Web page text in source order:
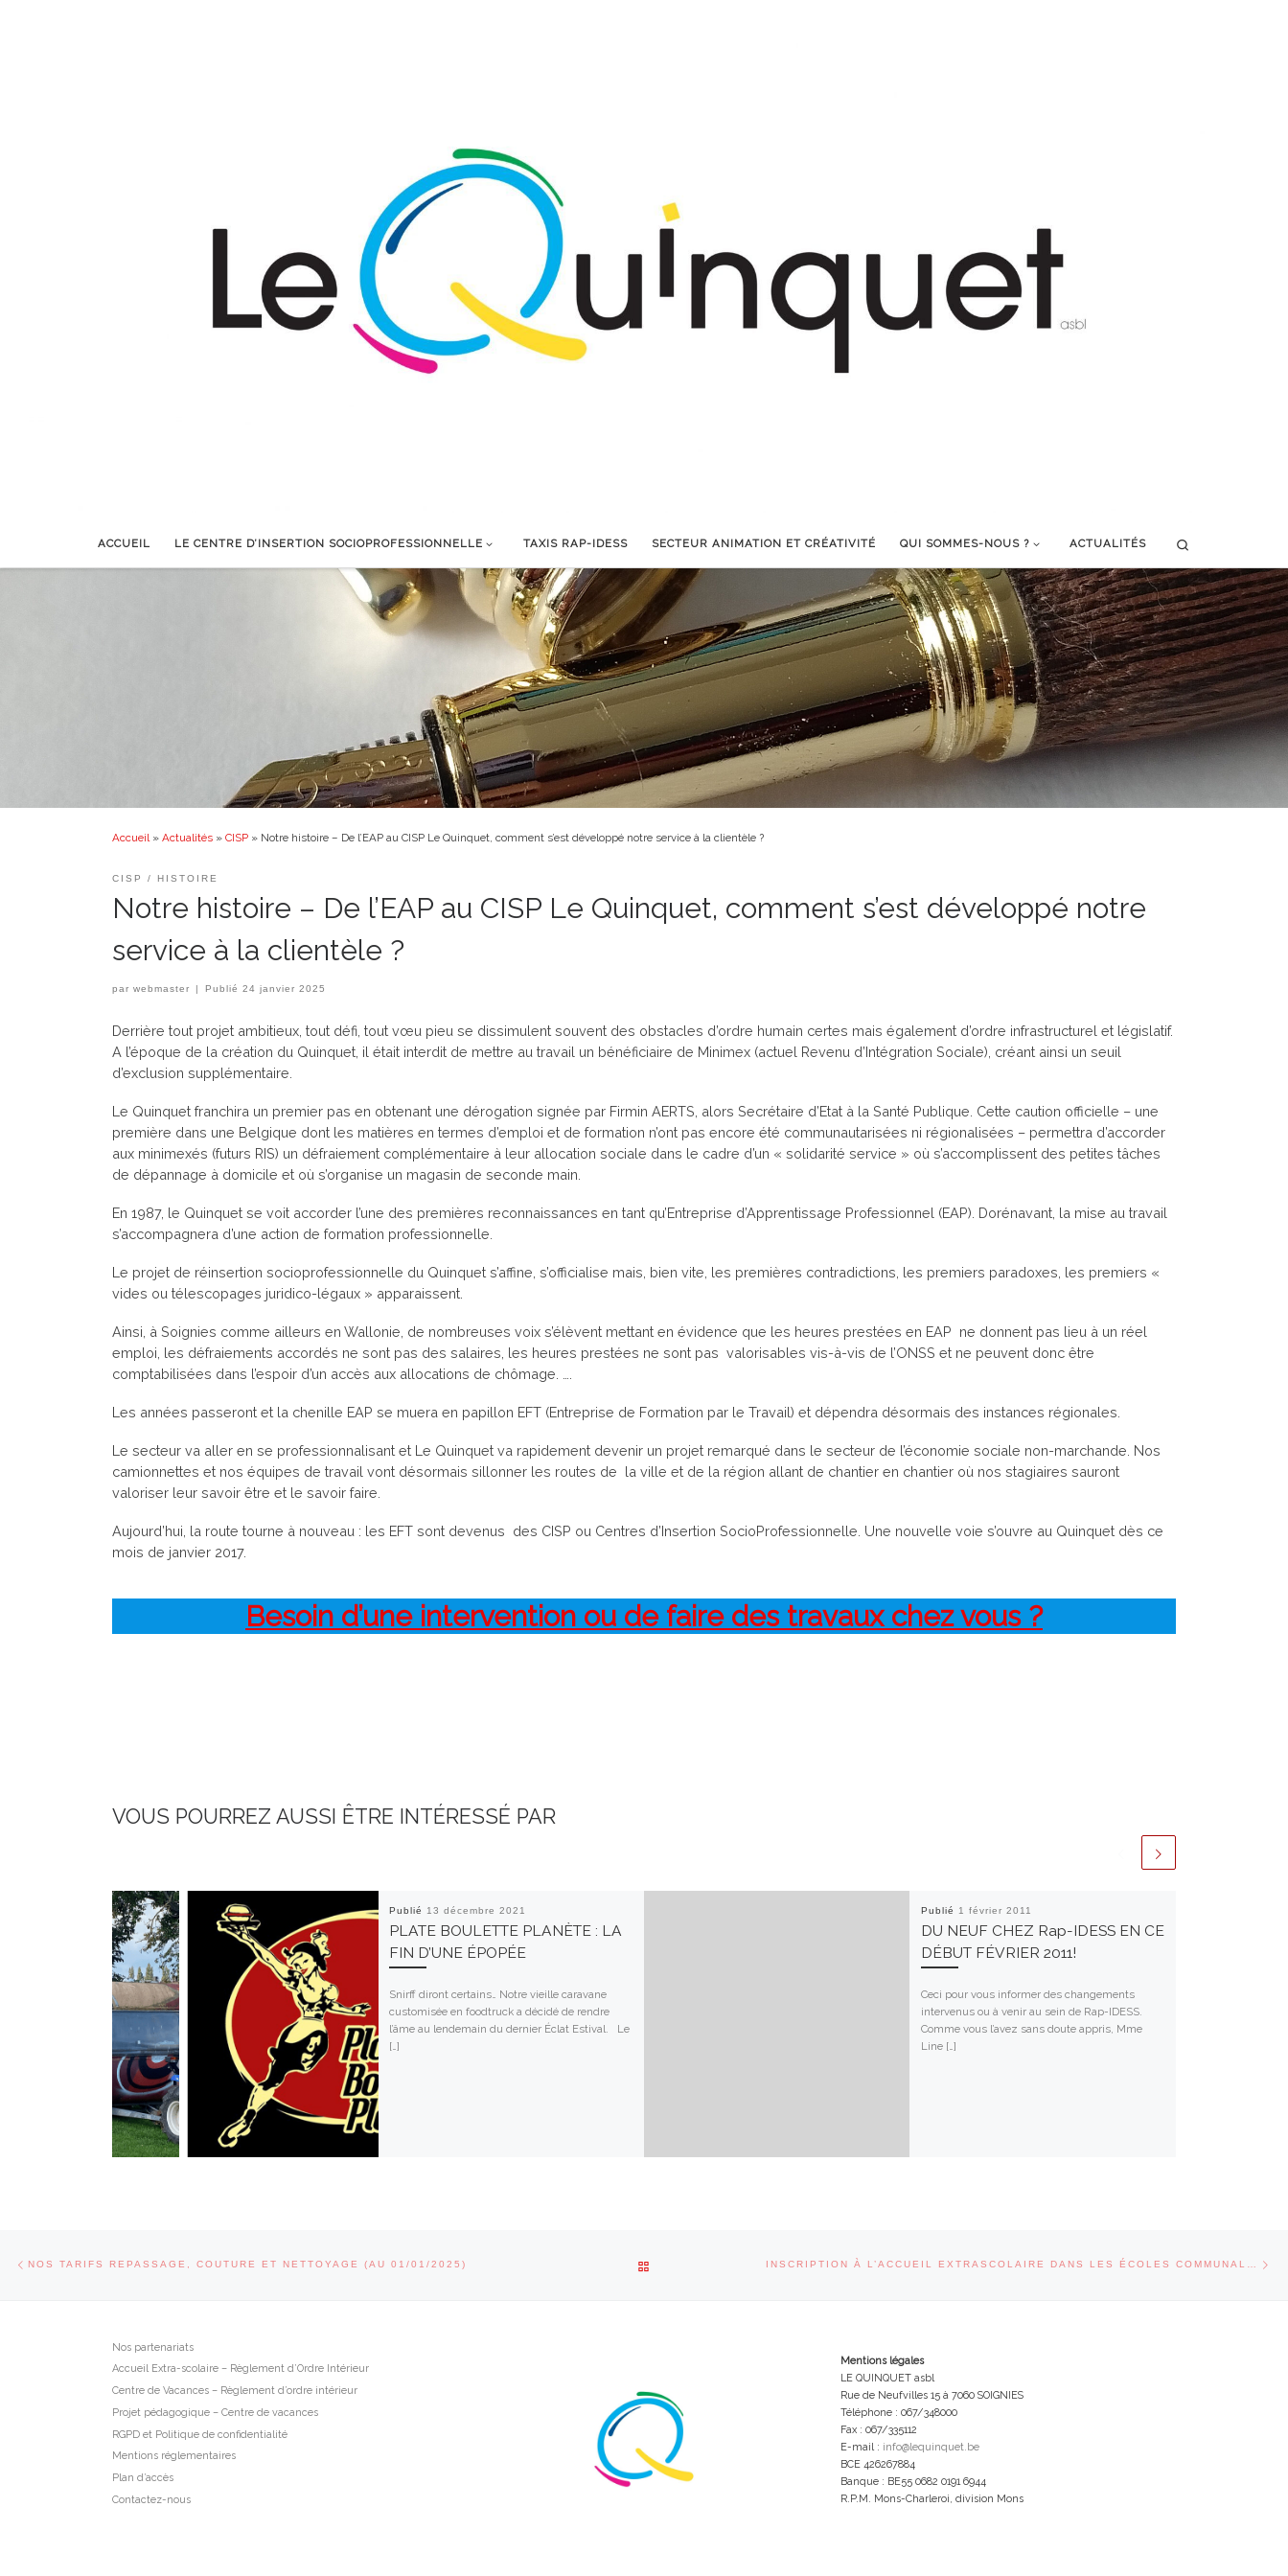
ACCUEIL LE CENTRE D’INSERTION SOCIOPROFESSIONNELLE TAXIS RAP-IDESS SECTEUR ANIMATION ET CRÉATIVITÉ QUI SOMMES-NOUS ? ACTUALITÉS
Accueil » Actualités » CISP » Notre histoire – De l’EAP au CISP Le Quinquet, comment s’est développé notre service à la clientèle ?
CISP HISTOIRE
Notre histoire – De l’EAP au CISP Le Quinquet, comment s’est développé notre
service à la clientèle ?
par webmaster | Publié24 janvier 2025
Derrière tout projet ambitieux, tout défi, tout vœu pieu se dissimulent souvent des obstacles d’ordre humain certes mais également d’ordre infrastructurel et législatif.
A l’époque de la création du Quinquet, il était interdit de mettre au travail un bénéficiaire de Minimex (actuel Revenu d’Intégration Sociale), créant ainsi un seuil
d’exclusion supplémentaire.
Le Quinquet franchira un premier pas en obtenant une dérogation signée par Firmin AERTS, alors Secrétaire d’Etat à la Santé Publique. Cette caution officielle – une
première dans une Belgique dont les matières en termes d’emploi et de formation n’ont pas encore été communautarisées ni régionalisées – permettra d’accorder
aux minimexés (futurs RIS) un défraiement complémentaire à leur allocation sociale dans le cadre d’un « solidarité service » où s’accomplissent des petites tâches
de dépannage à domicile et où s’organise un magasin de seconde main.
En 1987, le Quinquet se voit accorder l’une des premières reconnaissances en tant qu’Entreprise d’Apprentissage Professionnel (EAP). Dorénavant, la mise au travail
s’accompagnera d’une action de formation professionnelle.
Le projet de réinsertion socioprofessionnelle du Quinquet s’affine, s’officialise mais, bien vite, les premières contradictions, les premiers paradoxes, les premiers «
vides ou télescopages juridico-légaux » apparaissent.
Ainsi, à Soignies comme ailleurs en Wallonie, de nombreuses voix s’élèvent mettant en évidence que les heures prestées en EAP ne donnent pas lieu à un réel
emploi, les défraiements accordés ne sont pas des salaires, les heures prestées ne sont pas valorisables vis-à-vis de l’ONSS et ne peuvent donc être
comptabilisées dans l’espoir d’un accès aux allocations de chômage. ….
Les années passeront et la chenille EAP se muera en papillon EFT (Entreprise de Formation par le Travail) et dépendra désormais des instances régionales.
Le secteur va aller en se professionnalisant et Le Quinquet va rapidement devenir un projet remarqué dans le secteur de l’économie sociale non-marchande. Nos
camionnettes et nos équipes de travail vont désormais sillonner les routes de la ville et de la région allant de chantier en chantier où nos stagiaires sauront
valoriser leur savoir être et le savoir faire.
Aujourd’hui, la route tourne à nouveau : les EFT sont devenus des CISP ou Centres d’Insertion SocioProfessionnelle. Une nouvelle voie s’ouvre au Quinquet dès ce
mois de janvier 2017.
Besoin d’une intervention ou de faire des travaux chez vous ?
VOUS POURREZ AUSSI ÊTRE INTÉRESSÉ PAR
Publié 13 décembre 2021
PLATE BOULETTE PLANÈTE : LA
FIN D’UNE ÉPOPÉE
Snirff diront certains… Notre vieille caravane
customisée en foodtruck a décidé de rendre
l’âme au lendemain du dernier Éclat Estival. Le
[…]
Publié 1 février 2011
DU NEUF CHEZ Rap-IDESS EN CE
DÉBUT FÉVRIER 2011!
Ceci pour vous informer des changements
intervenus ou à venir au sein de Rap-IDESS.
Comme vous l’avez sans doute appris, Mme
Line […]
Parcourir les articles
NOS TARIFS REPASSAGE, COUTURE ET NETTOYAGE (AU 01/01/2025) RETOUR À LA LISTE DES ARTICLES INSCRIPTION À L’ACCUEIL EXTRASCOLAIRE DANS LES ÉCOLES COMMUNALES DE CASTEAU, CHAUSSÉE, NEUFVILLES ET THIEUSIES
Nos partenariats
Accueil Extra-scolaire – Règlement d’Ordre Intérieur
Centre de Vacances – Règlement d’ordre intérieur
Projet pédagogique – Centre de vacances
RGPD et Politique de confidentialité
Mentions réglementaires
Plan d’accès
Contactez-nous
Mentions légales
LE QUINQUET asbl
Rue de Neufvilles 15 à 7060 SOIGNIES
Téléphone : 067/348000
Fax : 067/335112
E-mail : info@lequinquet.be
BCE 426267884
Banque : BE55 0682 0191 6944
R.P.M. Mons-Charleroi, division Mons